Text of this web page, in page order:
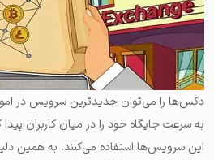
دکس‌ها را می‌توان جدیدترین سرویس در
به سرعت جایگاه خود را در میان کاربران پیدا
این سرویس‌ها استفاده می‌کنند. به همین